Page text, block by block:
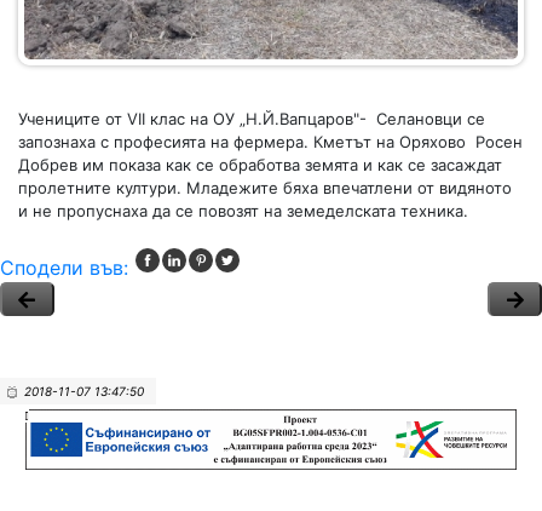
Учениците от VII клас на ОУ „Н.Й.Вапцаров"- Селановци се
запознаха с професията на фермера. Кметът на Оряхово Росен
Добрев им показа как се обработва земята и как се засаждат
пролетните култури. Младежите бяха впечатлени от видяното
и не пропуснаха да се повозят на земеделската техника.
Сподели във:
2018-11-07 13:47:50